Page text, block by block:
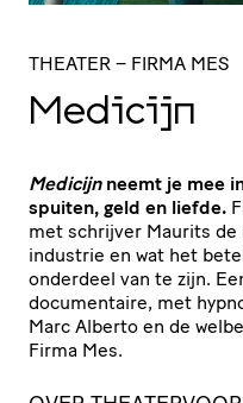
THEATER – FIRMA MES
Medicijn
Medicijnneemt je mee
spuiten, geld en liefde.
met schrijver Maurits
industrie en wat het
onderdeel van te zijn.
documentaire, met
Marc Alberto en de
Firma Mes.